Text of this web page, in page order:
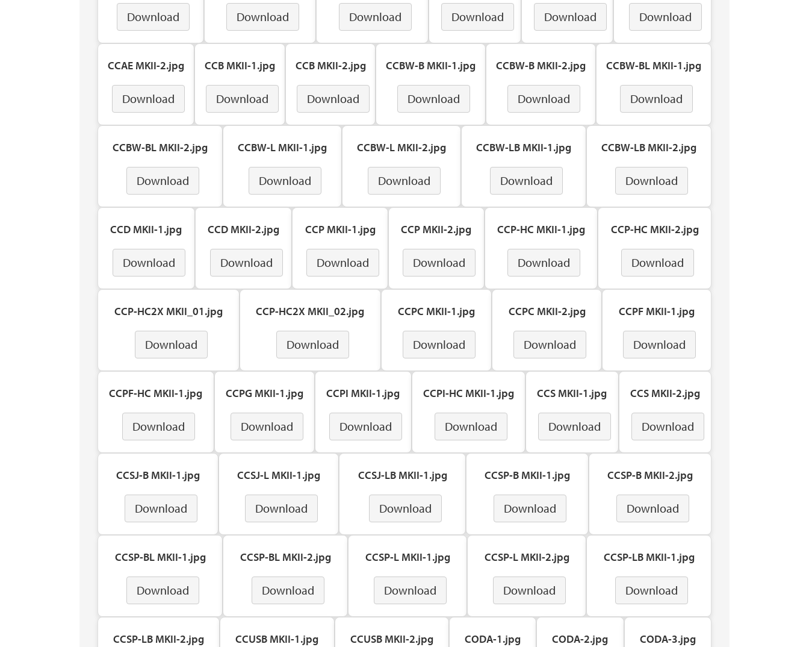
Download Download Download Download Download Download
CCAE MKII-2.jpg
Download
CCB MKII-1.jpg
Download
CCB MKII-2.jpg
Download
CCBW-B MKII-1.jpg
Download
CCBW-B MKII-2.jpg
Download
CCBW-BL MKII-1.jpg
Download
CCBW-BL MKII-2.jpg
Download
CCBW-L MKII-1.jpg
Download
CCBW-L MKII-2.jpg
Download
CCBW-LB MKII-1.jpg
Download
CCBW-LB MKII-2.jpg
Download
CCD MKII-1.jpg
Download
CCD MKII-2.jpg
Download
CCP MKII-1.jpg
Download
CCP MKII-2.jpg
Download
CCP-HC MKII-1.jpg
Download
CCP-HC MKII-2.jpg
Download
CCP-HC2X MKII_01.jpg
Download
CCP-HC2X MKII_02.jpg
Download
CCPC MKII-1.jpg
Download
CCPC MKII-2.jpg
Download
CCPF MKII-1.jpg
Download
CCPF-HC MKII-1.jpg
Download
CCPG MKII-1.jpg
Download
CCPI MKII-1.jpg
Download
CCPI-HC MKII-1.jpg
Download
CCS MKII-1.jpg
Download
CCS MKII-2.jpg
Download
CCSJ-B MKII-1.jpg
Download
CCSJ-L MKII-1.jpg
Download
CCSJ-LB MKII-1.jpg
Download
CCSP-B MKII-1.jpg
Download
CCSP-B MKII-2.jpg
Download
CCSP-BL MKII-1.jpg
Download
CCSP-BL MKII-2.jpg
Download
CCSP-L MKII-1.jpg
Download
CCSP-L MKII-2.jpg
Download
CCSP-LB MKII-1.jpg
Download
CCSP-LB MKII-2.jpg CCUSB MKII-1.jpg CCUSB MKII-2.jpg CODA-1.jpg CODA-2.jpg CODA-3.jpg